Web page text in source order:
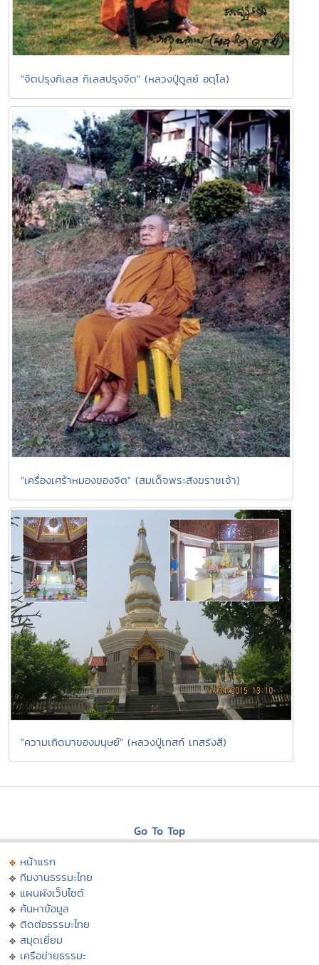
"จิตปรุงกิเลส กิเลสปรุงจิต" (หลวงปู่ดูลย์ อตุโล)
"เครื่องเศร้าหมองของจิต" (สมเด็จพระสังฆราชเจ้า)
"ความเกิดมาของมนุษย์" (หลวงปู่เทสก์ เทสรังสี)
Go To Top
หน้าแรก
ทีมงานธรรมะไทย
แผนผังเว็บไซต์
ค้นหาข้อมูล
ติดต่อธรรมะไทย
สมุดเยี่ยม
เครือข่ายธรรมะ